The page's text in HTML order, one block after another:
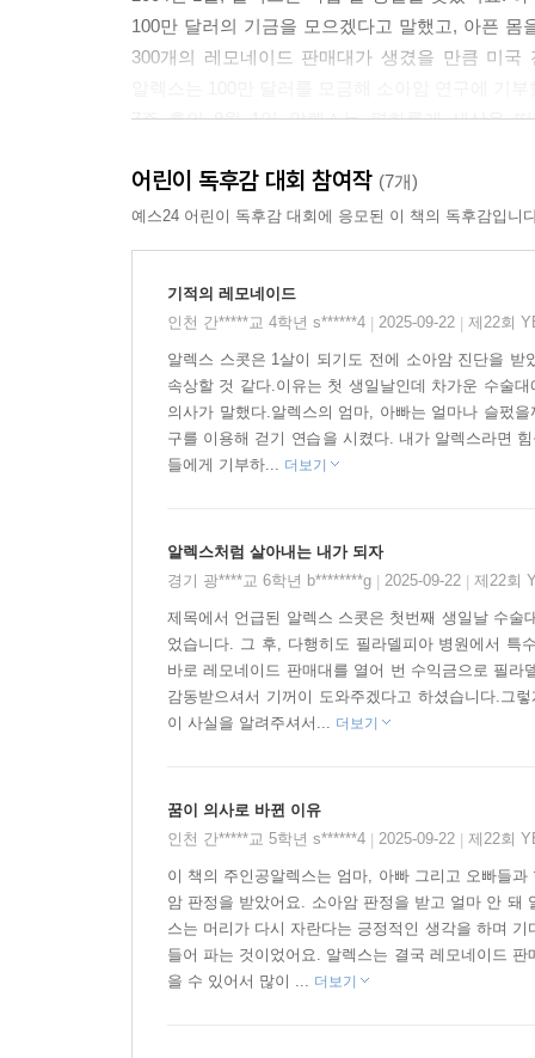
100만 달러의 기금을 모으겠다고 말했고, 아픈
300개의 레모네이드 판매대가 생겼을 만큼 미
7주 후인 8월 1일 알렉스는 평화롭게 세상을 떠
★ 어린이들은 누구나 다 세상을 바꿀 힘이 있어요
눈여겨 봤을 것입니다. 하지만 알렉스는 여느 아
아니라 그 판매 금액을 아픈 친구들을 돕는데 쓰겠
기부와 나눔은 어른들의 일로 여겨지는 경우가
큰돈이나 경제적 보상인 경우가 많습니다. 하지
한 부분으로 받아들여야 합니다. 어린 시절 나
않습니다. 그래서 이웃을 생각하고, 나눔과 배려
어린이들은 누구나 다 세상을 바꿀 힘이 있다
재미있어요. 레모네이드와 얼음과 햇빛만 조금
어린이들의 작지만 용기 있는 행동은 자신을 돕
★ 지금 레몬이 있다면, 바로 레모네이드를 만들어
[알렉스 스콧, 레모네이드의 기적]은 엄마 아
누군가를 돕고 세상을 바꾸는 일을 시작해보길’당
또한 한국어판에는 이 책의 번역자이자 그림
이야기를 들려주고 있어요. 이밖에도‘알렉스의
재단의 활동 등도 알 수 있습니다. 이 책을 읽고
있답니다.
★ 우리 소아암 어린이에게도 더 많은 관심이 필요
어린이 독후감 대회 참여작 (7개)
예스24 어린이 독후감 대회에 응모된 이 책의 독후감입니
기적의 레모네이드
인천 간*****교 4학년 s******4
2025-09-22 제22회
알렉스 스콧은 1살이 되기도 전에 소아암 진단을
속상할 것 같다.이유는 첫 생일날인데 차가운 수술
의사가 말했다.알렉스의 엄마, 아빠는 얼마나 슬펐
구를 이용해 걷기 연습을 시켰다. 내가 알렉스라면
들에게 기부하... 더보기
알렉스처럼 살아내는 내가 되자
경기 광****교 6학년 b********g
2025-09-22 제22회
제목에서 언급된 알렉스 스콧은 첫번째 생일날 수
었습니다. 그 후, 다행히도 필라델피아 병원에서 특
바로 레모네이드 판매대를 열어 번 수익금으로 필
감동받으셔서 기꺼이 도와주겠다고 하셨습니다.그
이 사실을 알려주셔서... 더보기
꿈이 의사로 바뀐 이유
인천 간*****교 5학년 s******4
2025-09-22 제22회
이 책의 주인공알렉스는 엄마, 아빠 그리고 오빠들
암 판정을 받았어요. 소아암 판정을 받고 얼마 안 돼
스는 머리가 다시 자란다는 긍정적인 생각을 하며
들어 파는 것이었어요. 알렉스는 결국 레모네이드
을 수 있어서 많이 ... 더보기